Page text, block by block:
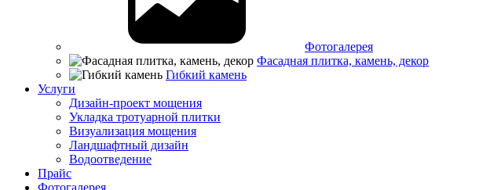
Фотогалерея
Фасадная плитка, камень, декор
Гибкий камень
Услуги
Дизайн-проект мощения
Укладка тротуарной плитки
Визуализация мощения
Ландшафтный дизайн
Водоотведение
Прайс
Фотогалерея